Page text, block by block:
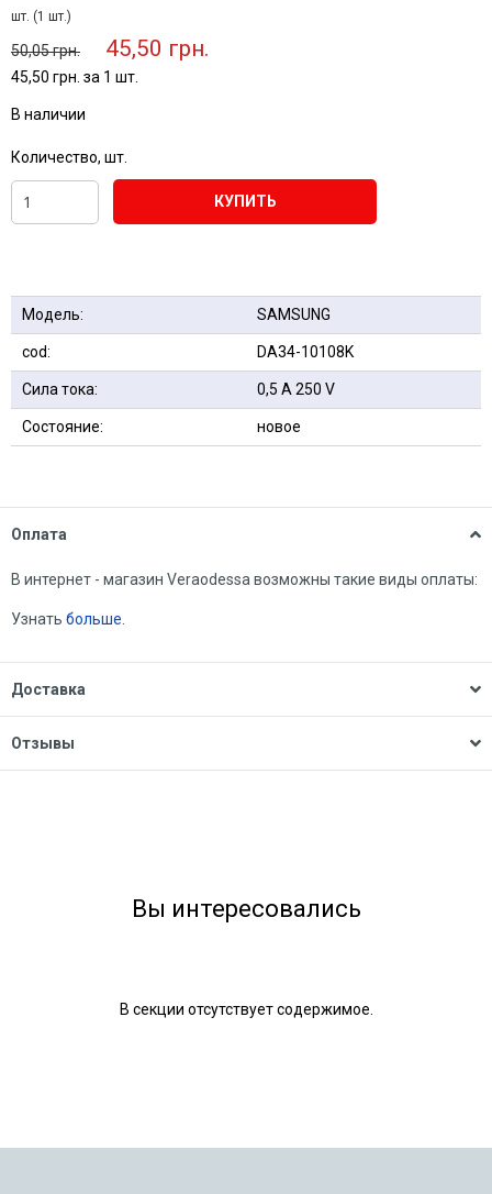
шт. (1 шт.)
50,05 грн. 45,50 грн.
45,50 грн. за 1 шт.
В наличии
Количество, шт.
КУПИТЬ
Модель: SAMSUNG
cod: DA34-10108K
Сила тока: 0,5 А 250 V
Состояние: новое
Оплата
В интернет - магазин Veraodessa возможны такие виды оплаты:
Узнать больше.
Доставка
Отзывы
Вы интересовались
В секции отсутствует содержимое.